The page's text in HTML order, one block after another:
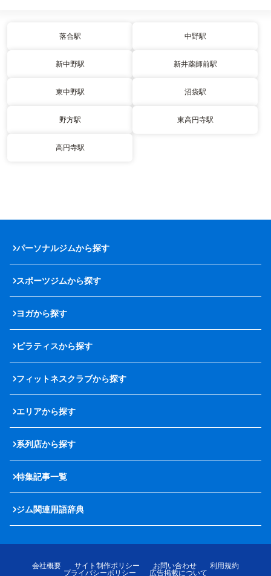
落合駅 中野駅
新中野駅 新井薬師前駅
東中野駅 沼袋駅
野方駅 東高円寺駅
高円寺駅
パーソナルジムから探す
スポーツジムから探す
ヨガから探す
ピラティスから探す
フィットネスクラブから探す
エリアから探す
系列店から探す
特集記事一覧
ジム関連用語辞典
会社概要 サイト制作ポリシー お問い合わせ
利用規約
プライバシーポリシー
広告掲載について